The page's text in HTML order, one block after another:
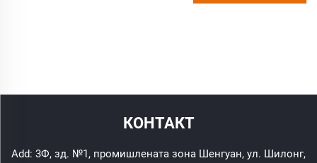
КОНТАКТ
Add: 3Ф, зд. №1, промишлената зона Шенгуан, ул. Шилонг,